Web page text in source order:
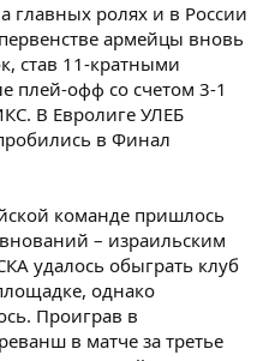
главных ролях и в России
армейцы вновь
став 11-кратными
плей-офф со счетом 3-1
В Евролиге УЛЕБ
в Финал
команде пришлось
– израильским
удалось обыграть клуб
однако
Проиграв в
в матче за третье